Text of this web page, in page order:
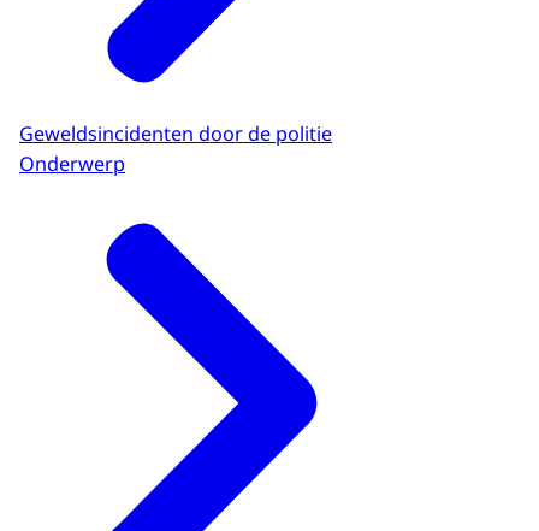
Geweldsincidenten door de politie
Onderwerp